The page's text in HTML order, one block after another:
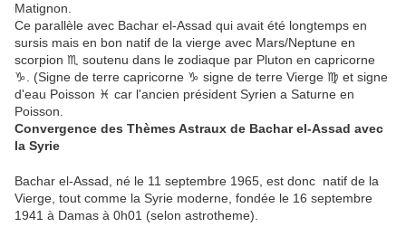
Matignon.
Ce parallèle avec Bachar el-Assad qui avait été longtemps en
sursis mais en bon natif de la vierge avec Mars/Neptune en
scorpion ♏ soutenu dans le zodiaque par Pluton en capricorne
♑. (Signe de terre capricorne ♑ signe de terre Vierge ♍ et signe
d'eau Poisson ♓ car l'ancien président Syrien a Saturne en
Poisson.
Convergence des Thèmes Astraux de Bachar el-Assad avec
la Syrie
Bachar el-Assad, né le 11 septembre 1965, est donc natif de la
Vierge, tout comme la Syrie moderne, fondée le 16 septembre
1941 à Damas à 0h01 (selon astrotheme).